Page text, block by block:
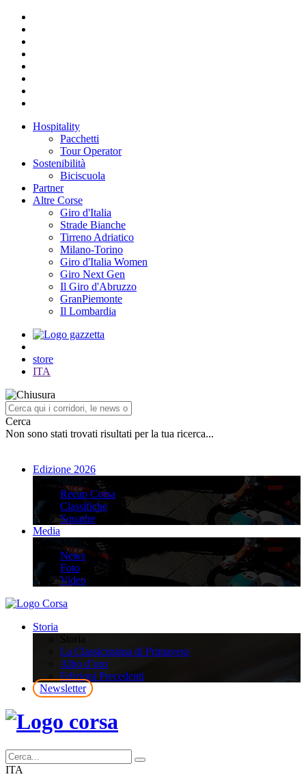
Hospitality
Pacchetti
Tour Operator
Sostenibilità
Biciscuola
Partner
Altre Corse
Giro d'Italia
Strade Bianche
Tirreno Adriatico
Milano-Torino
Giro d'Italia Women
Giro Next Gen
Il Giro d'Abruzzo
GranPiemonte
Il Lombardia
store
ITA
Cerca
Non sono stati trovati risultati per la tua ricerca...
Edizione 2026
Edizione 2026
Recap Corsa
Classifiche
Squadre
Media
Media
News
Foto
Video
Storia
La Classicissima di Primavera
Albo d’oro
Edizioni Precedenti
Newsletter
ITA